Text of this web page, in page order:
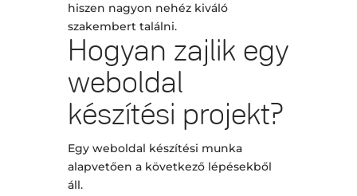
hiszen nagyon nehéz kiváló
szakembert találni.
Hogyan zajlik egy
weboldal
készítési projekt?
Egy weboldal készítési munka
alapvetően a következő lépésekből
áll.